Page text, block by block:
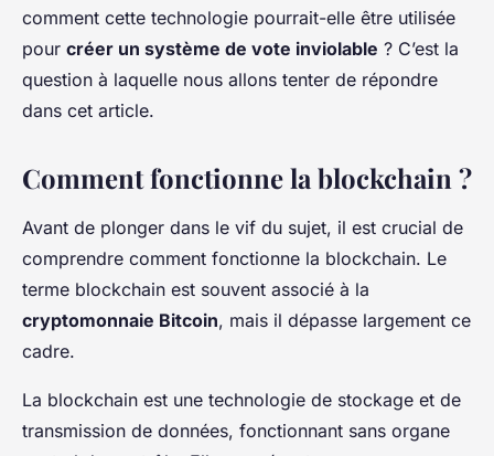
comment cette technologie pourrait-elle être utilisée
pour créer un système de vote inviolable ? C’est la
question à laquelle nous allons tenter de répondre
dans cet article.
Comment fonctionne la blockchain ?
Avant de plonger dans le vif du sujet, il est crucial de
comprendre comment fonctionne la blockchain. Le
terme blockchain est souvent associé à la
cryptomonnaie Bitcoin, mais il dépasse largement ce
cadre.
La blockchain est une technologie de stockage et de
transmission de données, fonctionnant sans organe